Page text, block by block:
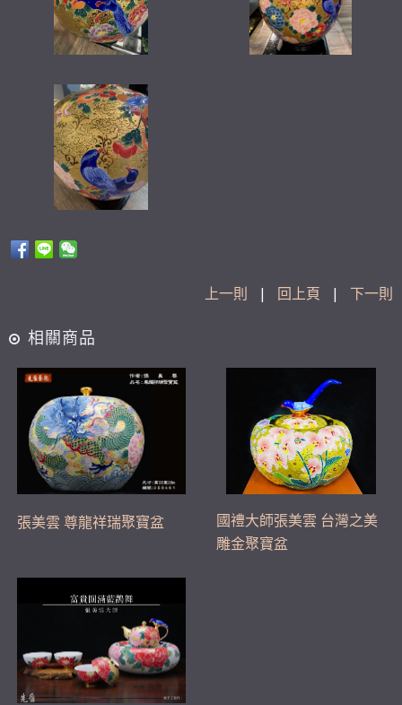
上一則 | 回上頁 | 下一則
相關商品
張美雲 尊龍祥瑞聚寶盆
國禮大師張美雲 台灣之美
雕金聚寶盆